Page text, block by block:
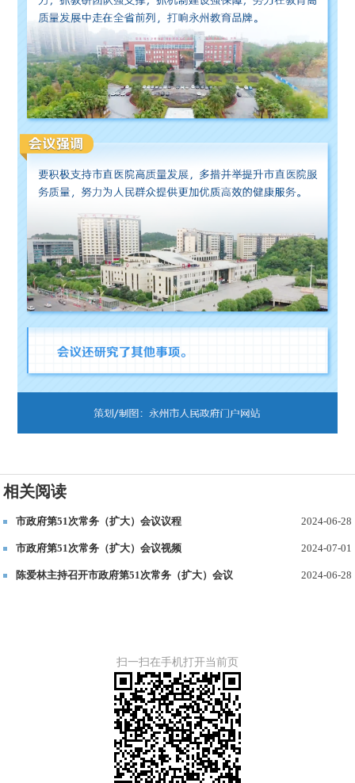
相关阅读
市政府第51次常务（扩大）会议议程 2024-06-28
市政府第51次常务（扩大）会议视频 2024-07-01
陈爱林主持召开市政府第51次常务（扩大）会议 2024-06-28
扫一扫在手机打开当前页